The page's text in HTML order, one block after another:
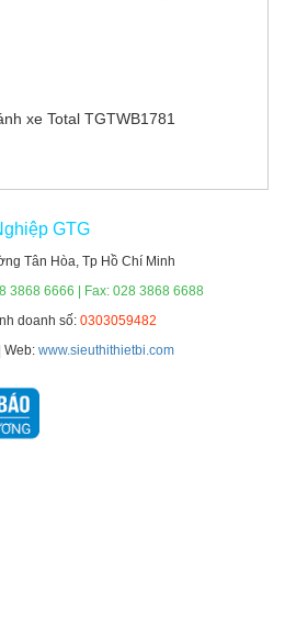
xe Total TGTWB1781
GTG
Tân Hòa, Tp Hồ Chí Minh
3868 6666 | Fax: 028 3868 6688
doanh số:0303059482
| Web:www.sieuthithietbi.com